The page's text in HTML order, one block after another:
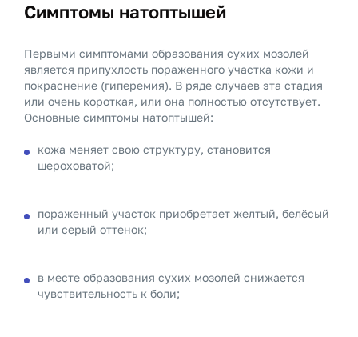
Симптомы натоптышей
Первыми симптомами образования сухих мозолей
является припухлость пораженного участка кожи и
покраснение (гиперемия). В ряде случаев эта стадия
или очень короткая, или она полностью отсутствует.
Основные симптомы натоптышей:
кожа меняет свою структуру, становится
шероховатой;
пораженный участок приобретает желтый, белёсый
или серый оттенок;
в месте образования сухих мозолей снижается
чувствительность к боли;